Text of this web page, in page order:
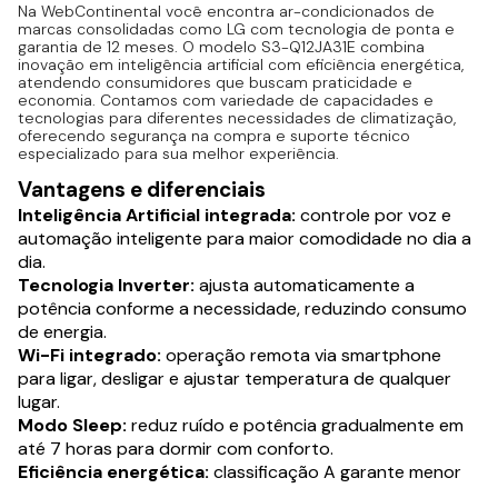
Na WebContinental você encontra ar-condicionados de
marcas consolidadas como LG com tecnologia de ponta e
garantia de 12 meses. O modelo S3-Q12JA31E combina
inovação em inteligência artificial com eficiência energética,
atendendo consumidores que buscam praticidade e
economia. Contamos com variedade de capacidades e
tecnologias para diferentes necessidades de climatização,
oferecendo segurança na compra e suporte técnico
especializado para sua melhor experiência.
Vantagens e diferenciais
Inteligência Artificial integrada: controle por voz e
automação inteligente para maior comodidade no dia a
dia.
Tecnologia Inverter: ajusta automaticamente a
potência conforme a necessidade, reduzindo consumo
de energia.
Wi-Fi integrado: operação remota via smartphone
para ligar, desligar e ajustar temperatura de qualquer
lugar.
Modo Sleep: reduz ruído e potência gradualmente em
até 7 horas para dormir com conforto.
Eficiência energética: classificação A garante menor